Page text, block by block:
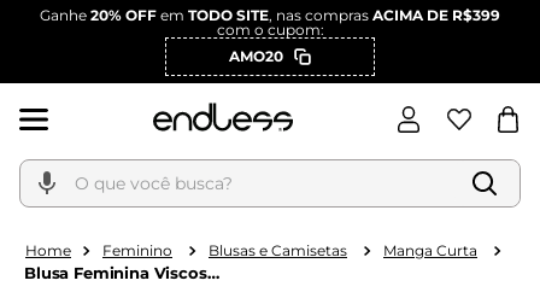
Ganhe 20% OFF em TODO SITE, nas compras ACIMA DE R$399
com o cupom:
AMO20
O que você busca?
Feminino Blusas e Camisetas Manga Curta
Blusa Feminina Viscose